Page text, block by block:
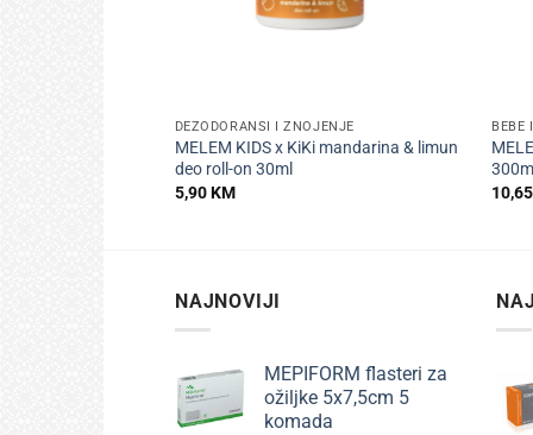
DEZODORANSI I ZNOJENJE
MELEM KIDS x KiKi mandarina & limun
deo roll-on 30ml
5,90KM
BEBE
NAJNOVIJI
MEPIFORM flasteri za
ožiljke 5x7,5cm 5
komada